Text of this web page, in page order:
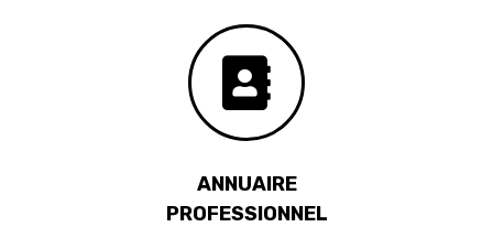
ANNUAIRE
PROFESSIONNEL